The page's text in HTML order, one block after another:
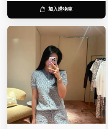
加入購物車